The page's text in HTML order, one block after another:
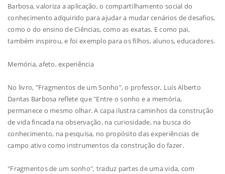
Barbosa, valoriza a aplicação, o compartilhamento social do
conhecimento adquirido para ajudar a mudar cenários de desafios,
como o do ensino de Ciências, como as exatas. E como pai,
também inspirou, e foi exemplo para os filhos, alunos, educadores.
Memória, afeto, experiência
No livro, "Fragmentos de um Sonho", o professor, Luís Alberto
Dantas Barbosa reflete que "Entre o sonho e a memória,
permanece o mesmo olhar. A capa ilustra caminhos da construção
de vida fincada na observação, na curiosidade, na busca do
conhecimento, na pesquisa, no propósito das experiências de
campo ativo como instrumentos da construção do fazer.
"Fragmentos de um sonho", traduz partes de uma vida, com